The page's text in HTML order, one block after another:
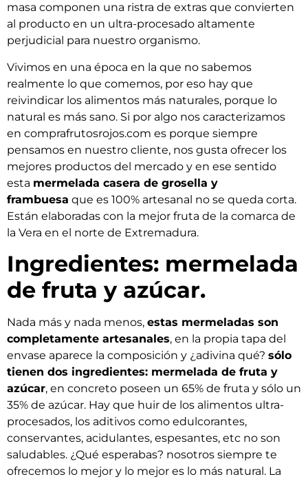
masa componen una ristra de extras que convierten
al producto en un ultra-procesado altamente
perjudicial para nuestro organismo.
Vivimos en una época en la que no sabemos
realmente lo que comemos, por eso hay que
reivindicar los alimentos más naturales, porque lo
natural es más sano. Si por algo nos caracterizamos
en comprafrutosrojos.com es porque siempre
pensamos en nuestro cliente, nos gusta ofrecer los
mejores productos del mercado y en ese sentido
esta mermelada casera de grosella y
frambuesa que es 100% artesanal no se queda corta.
Están elaboradas con la mejor fruta de la comarca de
la Vera en el norte de Extremadura.
Ingredientes: mermelada
de fruta y azúcar.
Nada más y nada menos, estas mermeladas son
completamente artesanales, en la propia tapa del
envase aparece la composición y ¿adivina qué? sólo
tienen dos ingredientes: mermelada de fruta y
azúcar, en concreto poseen un 65% de fruta y sólo un
35% de azúcar. Hay que huir de los alimentos ultra-
procesados, los aditivos como edulcorantes,
conservantes, acidulantes, espesantes, etc no son
saludables. ¿Qué esperabas? nosotros siempre te
ofrecemos lo mejor y lo mejor es lo más natural. La